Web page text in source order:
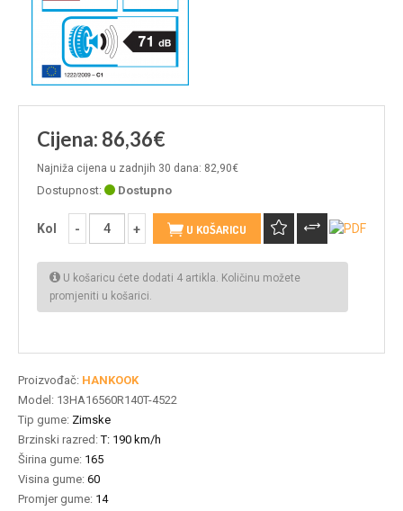
Cijena: 86,36€
Najniža cijena u zadnjih 30 dana: 82,90€
Dostupnost: Dostupno
Kol U KOŠARICU
U košaricu ćete dodati 4 artikla. Količinu možete
promjeniti u košarici.
Proizvođač: HANKOOK
Model: 13HA16560R140T-4522
Tip gume: Zimske
Brzinski razred:T: 190 km/h
Širina gume: 165
Visina gume: 60
Promjer gume: 14